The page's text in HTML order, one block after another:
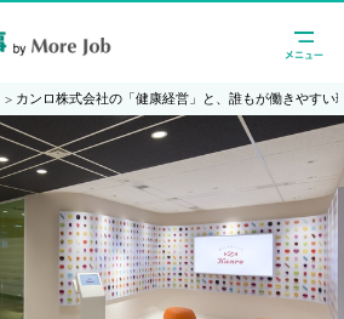
カンロ株式会社の「健康経営」と、誰もが働きやすい